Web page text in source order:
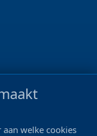
aan welke cookies